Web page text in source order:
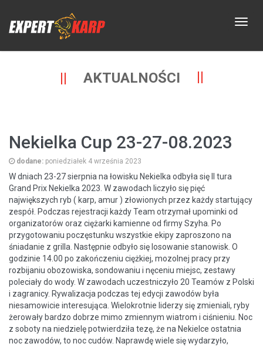
AKTUALNOŚCI
Nekielka Cup 23-27-08.2023
dodane: poniedziałek 4 września 2023
W dniach 23-27 sierpnia na łowisku Nekielka odbyła się II tura
Grand Prix Nekielka 2023. W zawodach liczyło się pięć
największych ryb ( karp, amur ) złowionych przez każdy startujący
zespół. Podczas rejestracji każdy Team otrzymał upominki od
organizatorów oraz ciężarki kamienne od firmy Szyha. Po
przygotowaniu poczęstunku wszystkie ekipy zaproszono na
śniadanie z grilla. Następnie odbyło się losowanie stanowisk. O
godzinie 14.00 po zakończeniu ciężkiej, mozolnej pracy przy
rozbijaniu obozowiska, sondowaniu i nęceniu miejsc, zestawy
poleciały do wody. W zawodach uczestniczyło 20 Teamów z Polski
i zagranicy. Rywalizacja podczas tej edycji zawodów była
niesamowicie interesująca. Wielokrotnie liderzy się zmieniali, ryby
żerowały bardzo dobrze mimo zmiennym wiatrom i ciśnieniu. Noc
z soboty na niedzielę potwierdziła tezę, że na Nekielce ostatnia
noc zawodów, to noc cudów. Naprawdę wiele się wydarzyło,